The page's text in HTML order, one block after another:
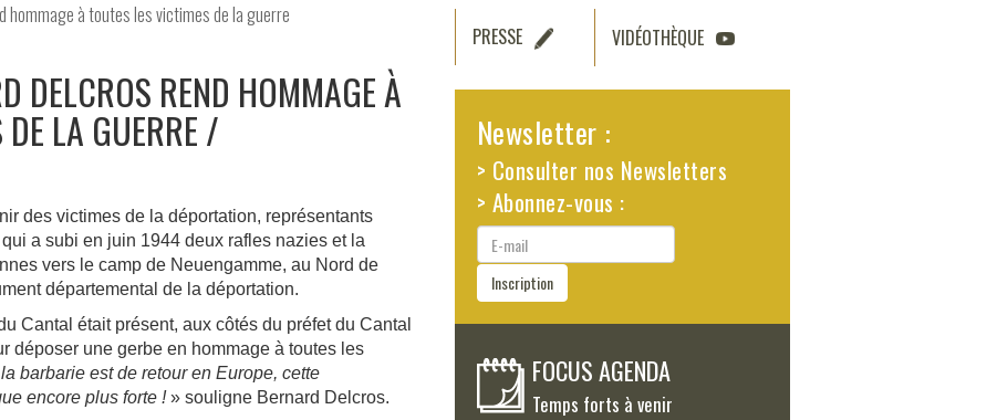
à toutes les victimes de la guerre
REND HOMMAGE À
LA GUERRE
des victimes de la déportation, représentants
a subi en juin 1944 deux rafles nazies et la
vers le camp de Neuengamme, au Nord de
départemental de la déportation.
Cantal était présent, aux côtés du préfet du Cantal
déposer une gerbe en hommage à toutes les
la barbarie est de retour en Europe, cette
encore plus forte !» souligne Bernard Delcros.
PRESSE VIDÉOTHÈQUE
Newsletter :
> Consulter nos Newsletters
> Abonnez-vous :
E-
mail
Inscription
FOCUS AGENDA
Temps forts à venir